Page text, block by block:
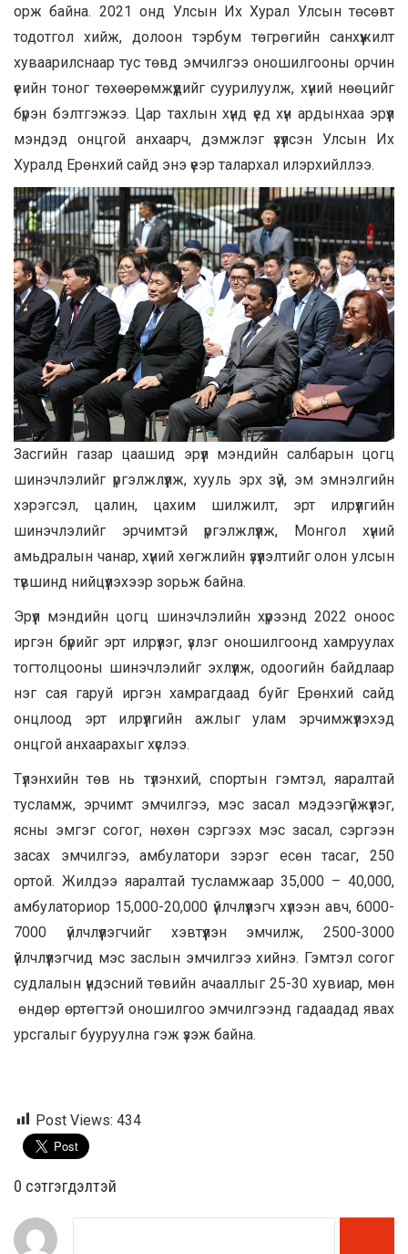
орж байна. 2021 онд Улсын Их Хурал Улсын төсөвт
тодотгол хийж, долоон тэрбум төгрөгийн санхүүжилт
хуваарилснаар тус төвд эмчилгээ оношилгооны орчин
үеийн тоног төхөөрөмжүүдийг суурилуулж, хүний нөөцийг
бүрэн бэлтгэжээ. Цар тахлын хүнд үед хүн ардынхаа эрүүл
мэндэд онцгой анхаарч, дэмжлэг үзүүлсэн Улсын Их
Хуралд Ерөнхий сайд энэ үеэр талархал илэрхийллээ.
Засгийн газар цаашид эрүүл мэндийн салбарын цогц
шинэчлэлийг үргэлжлүүлж, хууль эрх зүй, эм эмнэлгийн
хэрэгсэл, цалин, цахим шилжилт, эрт илрүүлгийн
шинэчлэлийг эрчимтэй үргэлжлүүлж, Монгол хүний
амьдралын чанар, хүний хөгжлийн үзүүлэлтийг олон улсын
түвшинд нийцүүлэхээр зорьж байна.
Эрүүл мэндийн цогц шинэчлэлийн хүрээнд 2022 оноос
иргэн бүрийг эрт илрүүлэг, үзлэг оношилгоонд хамруулах
тогтолцооны шинэчлэлийг эхлүүлж, одоогийн байдлаар
нэг сая гаруй иргэн хамрагдаад буйг Ерөнхий сайд
онцлоод эрт илрүүлгийн ажлыг улам эрчимжүүлэхэд
онцгой анхаарахыг хүслээ.
Түлэнхийн төв нь түлэнхий, спортын гэмтэл, яаралтай
тусламж, эрчимт эмчилгээ, мэс засал мэдээгүйжүүлэг,
ясны эмгэг согог, нөхөн сэргээх мэс засал, сэргээн
засах эмчилгээ, амбулатори зэрэг есөн тасаг, 250
ортой. Жилдээ яаралтай тусламжаар 35,000 – 40,000,
амбулаториор 15,000-20,000 үйлчлүүлэгч хүлээн авч, 6000-
7000 үйлчлүүлэгчийг хэвтүүлэн эмчилж, 2500-3000
үйлчлүүлэгчид мэс заслын эмчилгээ хийнэ. Гэмтэл согог
судлалын үндэсний төвийн ачааллыг 25-30 хувиар, мөн
өндөр өртөгтэй оношилгоо эмчилгээнд гадаадад явах
урсгалыг бууруулна гэж үзэж байна.
Post Views: 434
0 cэтгэгдэлтэй